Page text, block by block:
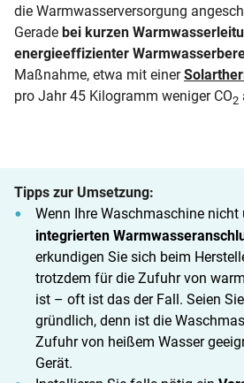
die Warmwasserversorgung
Gerade bei kurzen
energieeffizienter
Maßnahme, etwa mit einer
pro Jahr 45 Kilogramm weniger CO2
Tipps zur Umsetzung:
Wenn Ihre Waschmaschine nicht
integrierten
erkundigen Sie sich beim
trotzdem für die Zufuhr von
ist – oft ist das der Fall. Seien
gründlich, denn ist die
Zufuhr von heißem Wasser
Gerät.